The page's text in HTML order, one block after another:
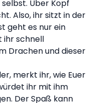
Über Kopf
Also, ihr sitzt in der
geht es nur ein
ihr schnell
Drachen und dieser
merkt ihr, wie Euer
ihr mit ihm
Der Spaß kann